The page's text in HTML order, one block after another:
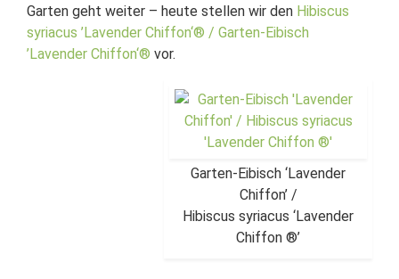
Garten geht weiter – heute stellen wir den Hibiscus
syriacus ’Lavender Chiffon‘® / Garten-Eibisch
’Lavender Chiffon‘® vor.
Garten-Eibisch ‘Lavender
Chiffon’ /
Hibiscus syriacus ‘Lavender
Chiffon ®’